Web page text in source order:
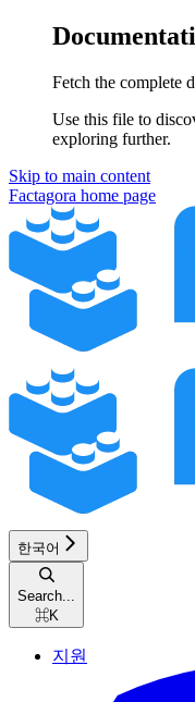
Fetch the complete
Use this file to
exploring further.
Skip to main content
Factagora home page
한국어
Search...
⌘K
지원